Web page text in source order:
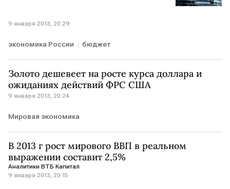
9 января 2013, 20:29
экономика России бюджет
Золото дешевеет на росте курса доллара и
ожиданиях действий ФРС США
9 января 2013, 20:24
Мировая экономика
В 2013 г рост мирового ВВП в реальном
выражении составит 2,5%
Аналитики ВТБ Капитал
9 января 2013, 20:15